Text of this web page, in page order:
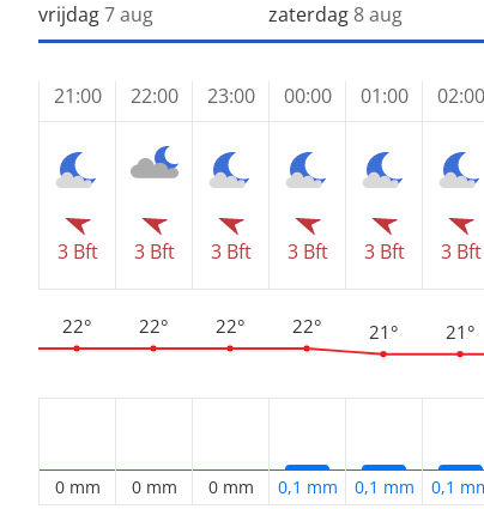
vrijdag7 aug
21:00
3 Bft
22°
0 mm
22:00
3 Bft
22°
0 mm
23:00
3 Bft
22°
0 mm
zaterdag 8 aug
00:00
3 Bft
22°
0,1 mm
01:00
3 Bft
21°
0,1 mm
02:00
3 Bft
21°
0,1